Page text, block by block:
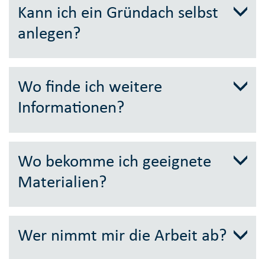
Kann ich ein Gründach selbst
anlegen?
Wo finde ich weitere
Informationen?
Wo bekomme ich geeignete
Materialien?
Wer nimmt mir die Arbeit ab?